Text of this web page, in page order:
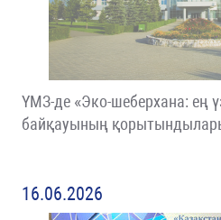
ҮМЗ-де «Эко-шеберхана: ең
байқауының
16.06.2026